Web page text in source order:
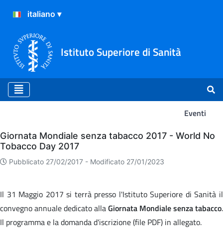
Istituto Superiore di Sanità
Eventi
Eventi
Giornata Mondiale senza tabacco 2017 - World No
Tobacco Day 2017
Pubblicato 27/02/2017 - Modificato 27/01/2023
Il 31 Maggio 2017 si terrà presso l'Istituto Superiore di Sanità il
convegno annuale dedicato allaGiornata Mondiale senza tabacco.
Il programma e la domanda d'iscrizione (file PDF) in allegato.